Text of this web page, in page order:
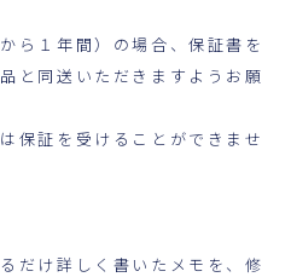
ら１年間）の場合、保証書を
と同送いただきますようお願
保証を受けることができませ
だけ詳しく書いたメモを、修